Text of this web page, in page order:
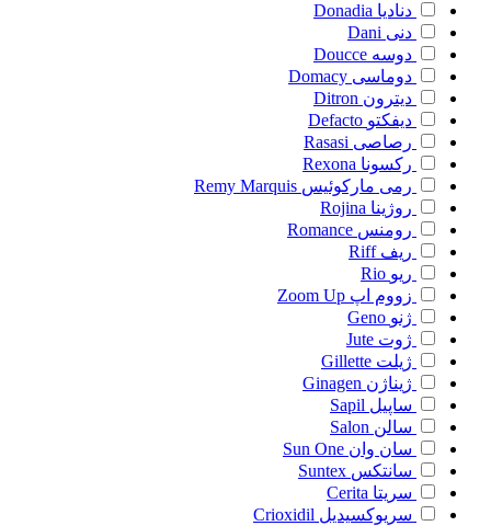
دنادیا Donadia
دنی Dani
دوسه Doucce
دوماسی Domacy
دیترون Ditron
دیفکتو Defacto
رصاصی Rasasi
رکسونا Rexona
رمی مارکوئیس Remy Marquis
روژینا Rojina
رومنس Romance
ریف Riff
ریو Rio
زووم اپ Zoom Up
ژنو Geno
ژوت Jute
ژیلت Gillette
ژیناژن Ginagen
ساپیل Sapil
سالن Salon
سان وان Sun One
سانتکس Suntex
سریتا Cerita
سریوکسیدیل Crioxidil